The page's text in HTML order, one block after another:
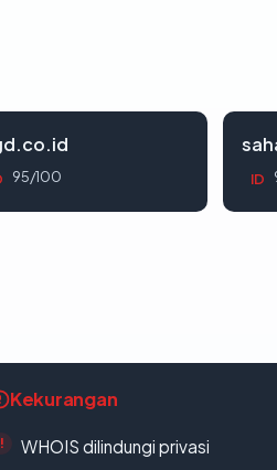
95/100 ID
Kekurangan
WHOIS dilindungi privasi